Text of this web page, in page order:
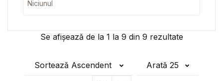
Se afișează de la 1 la 9 din 9 rezultate
Sortează Ascendent Arată 25